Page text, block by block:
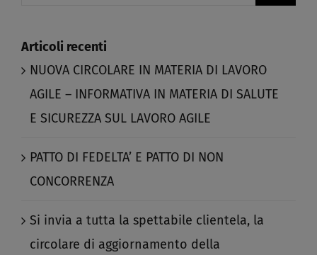
Articoli recenti
NUOVA CIRCOLARE IN MATERIA DI LAVORO
AGILE – INFORMATIVA IN MATERIA DI SALUTE
E SICUREZZA SUL LAVORO AGILE​
PATTO DI FEDELTA’ E PATTO DI NON
CONCORRENZA​
Si invia a tutta la spettabile clientela, la
circolare di aggiornamento della